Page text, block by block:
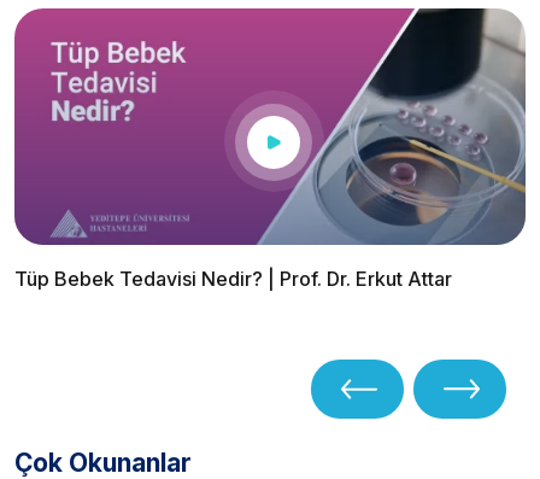
Tüp Bebek Tedavisi Nedir? | Prof. Dr. Erkut Attar
Çok Okunanlar